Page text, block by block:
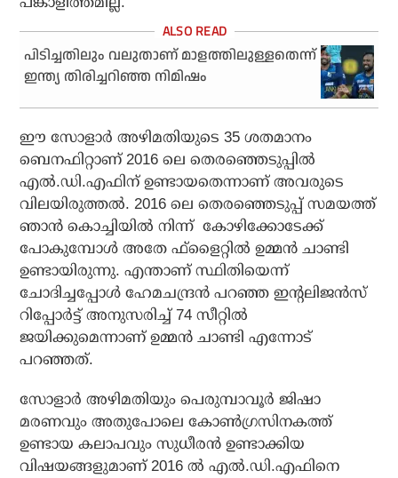
പിടിച്ചതിലും വലുതാണ് മാളത്തിലുള്ളതെന്ന്
ഇന്ത്യ തിരിച്ചറിഞ്ഞ നിമിഷം
ഈ സോളാര്‍ അഴിമതിയുടെ 35 ശതമാനം
ബെനഫിറ്റാണ് 2016 ലെ തെരഞ്ഞെടുപ്പില്‍
എല്‍.ഡി.എഫിന് ഉണ്ടായതെന്നാണ് അവരുടെ
വിലയിരുത്തല്‍. 2016 ലെ തെരഞ്ഞെടുപ്പ് സമയത്ത്
ഞാന്‍ കൊച്ചിയില്‍ നിന്ന് കോഴിക്കോടേക്ക്
പോകുമ്പോള്‍ അതേ ഫ്‌ളൈറ്റില്‍ ഉമ്മന്‍ ചാണ്ടി
ഉണ്ടായിരുന്നു. എന്താണ് സ്ഥിതിയെന്ന്
ചോദിച്ചപ്പോള്‍ ഹേമചന്ദ്രന്‍ പറഞ്ഞ ഇന്റലിജന്‍സ്
റിപ്പോര്‍ട്ട് അനുസരിച്ച് 74 സീറ്റില്‍
ജയിക്കുമെന്നാണ് ഉമ്മന്‍ ചാണ്ടി എന്നോട്
പറഞ്ഞത്.
സോളാര്‍ അഴിമതിയും പെരുമ്പാവൂര്‍ ജിഷാ
മരണവും അതുപോലെ കോണ്‍ഗ്രസിനകത്ത്
ഉണ്ടായ കലാപവും സുധീരന്‍ ഉണ്ടാക്കിയ
വിഷയങ്ങളുമാണ് 2016 ല്‍ എല്‍.ഡി.എഫിനെ